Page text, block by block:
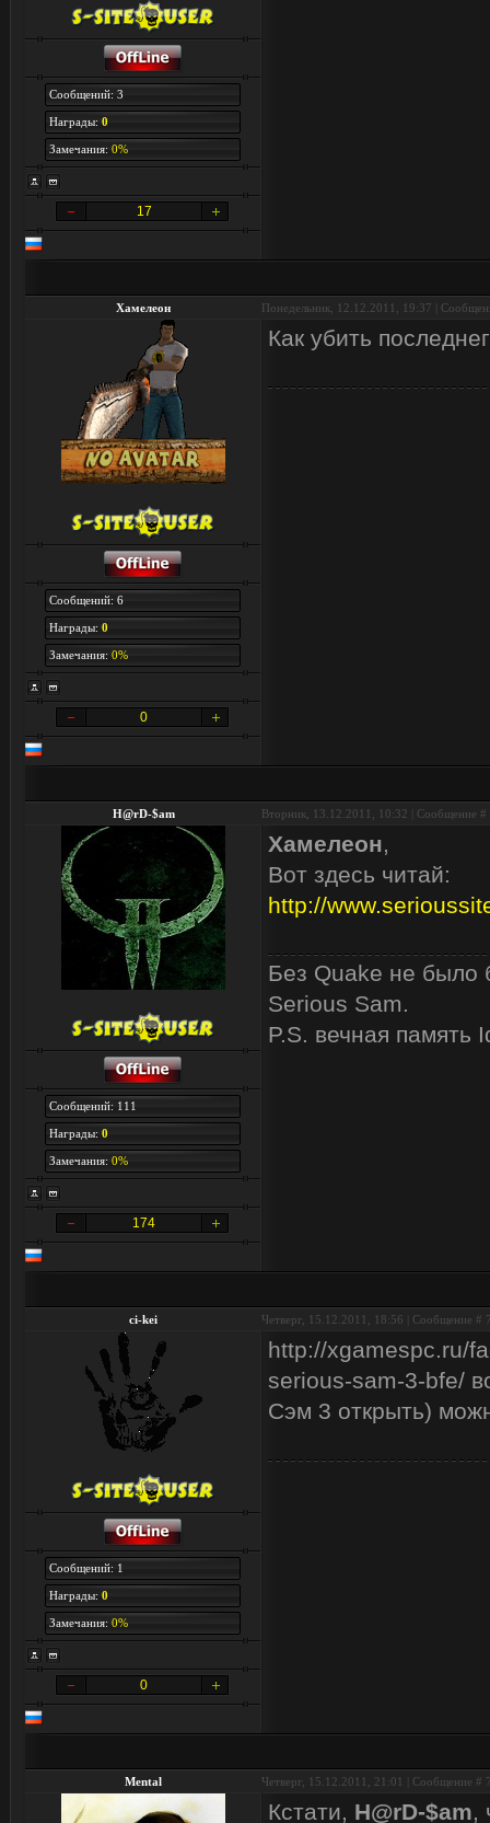
Сообщений: 3
Награды: 0
Замечания: 0%
17
Хамелеон Понедельник, 12.12.2011, 19:37 |
Сообщений: 6
Награды: 0
Замечания: 0%
0
Как убить
H@rD-$am Вторник, 13.12.2011, 10:32 | Сообщение #
Сообщений: 111
Награды: 0
Замечания: 0%
174
Хамелеон,
Вот здесь читай:
http://
Без Quake не было
Serious Sam.
P.S. вечная память
ci-kei Четверг, 15.12.2011, 18:56 | Сообщение #
Сообщений: 1
Награды: 0
Замечания: 0%
0
http://xgamespc.ru/
serious-sam-3-bfe/
Сэм 3 открыть)
Mental Четверг, 15.12.2011, 21:01 | Сообщение #
Кстати, H@rD-$am,